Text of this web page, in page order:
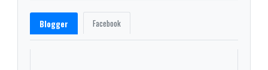
Blogger Facebook